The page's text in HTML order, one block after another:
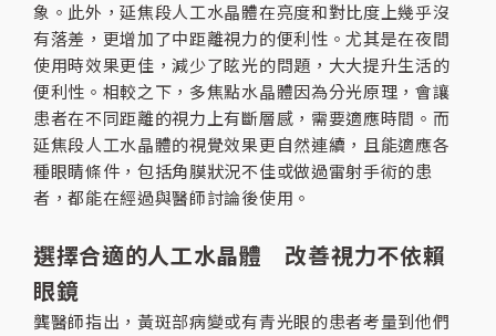
象。此外，延焦段人工水晶體在亮度和對比度上幾乎沒
有落差，更增加了中距離視力的便利性。尤其是在夜間
使用時效果更佳，減少了眩光的問題，大大提升生活的
便利性。相較之下，多焦點水晶體因為分光原理，會讓
患者在不同距離的視力上有斷層感，需要適應時間。而
延焦段人工水晶體的視覺效果更自然連續，且能適應各
種眼睛條件，包括角膜狀況不佳或做過雷射手術的患
者，都能在經過與醫師討論後使用。
選擇合適的人工水晶體 改善視力不依賴
眼鏡
龔醫師指出，黃斑部病變或有青光眼的患者考量到他們